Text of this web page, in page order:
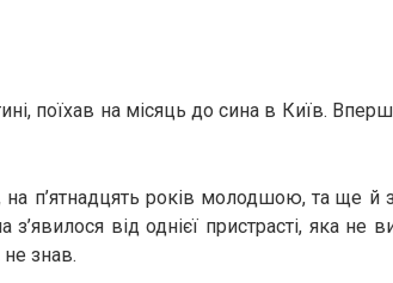
поїхав на місяць до сина в Київ.
п’ятнадцять років молодшою, та ще й
від однієї пристрасті, яка не
не знав.